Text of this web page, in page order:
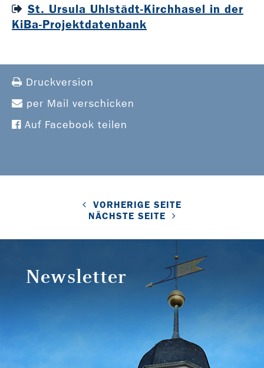
St. Ursula Uhlstädt-Kirchhasel in der
KiBa-Projektdatenbank
Druckversion
per Mail verschicken
Auf Facebook teilen
VORHERIGE SEITE
NÄCHSTE SEITE
Newsletter